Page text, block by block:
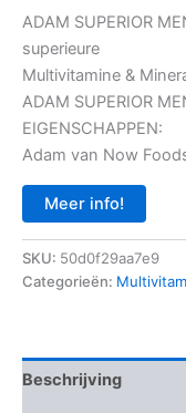
ADAM SUPERIOR
superieure
Multivitamine &
ADAM SUPERIOR
EIGENSCHAPPEN:
Adam van Now
Meer info!
SKU: 50d0f29aa7e9
Categorieën:
Beschrijving